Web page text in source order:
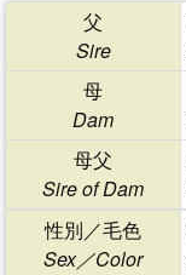
父
Sire
母
Dam
母父
Sire of Dam
性別／毛色
Sex／Color